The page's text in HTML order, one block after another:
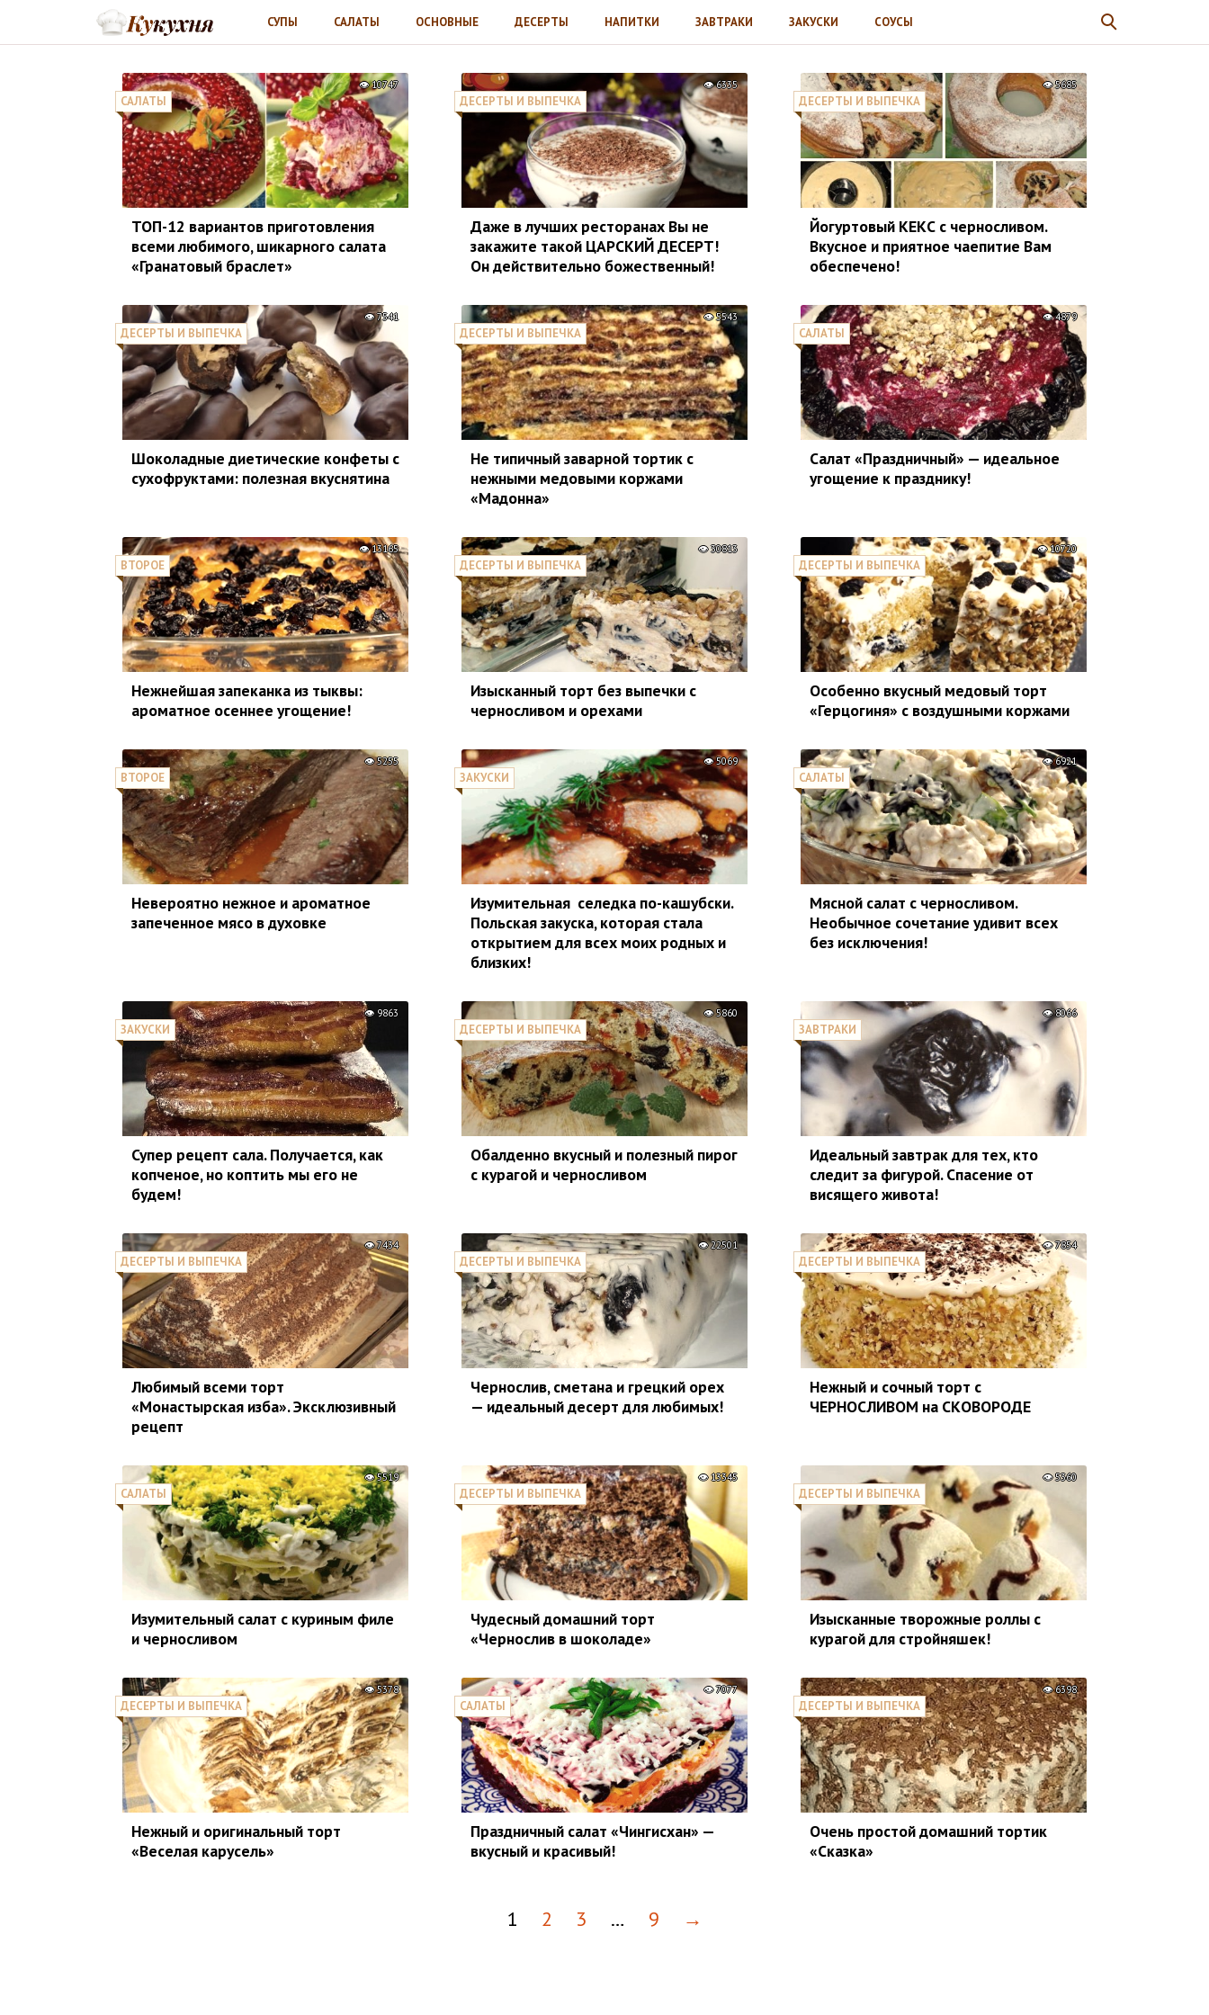
СУПЫ САЛАТЫ ОСНОВНЫЕ ДЕСЕРТЫ НАПИТКИ ЗАВТРАКИ ЗАКУСКИ СОУСЫ
САЛАТЫ
10747
ТОП-12 вариантов приготовления
всеми любимого, шикарного салата
«Гранатовый браслет»
ДЕСЕРТЫ И ВЫПЕЧКА
6335
Даже в лучших ресторанах Вы не
закажите такой ЦАРСКИЙ ДЕСЕРТ!
Он действительно божественный!
ДЕСЕРТЫ И ВЫПЕЧКА
5685
Йогуртовый КЕКС с черносливом.
Вкусное и приятное чаепитие Вам
обеспечено!
ДЕСЕРТЫ И ВЫПЕЧКА
7541
Шоколадные диетические конфеты с
сухофруктами: полезная вкуснятина
ДЕСЕРТЫ И ВЫПЕЧКА
5543
Не типичный заварной тортик с
нежными медовыми коржами
«Мадонна»
САЛАТЫ
4879
Салат «Праздничный» — идеальное
угощение к празднику!
ВТОРОЕ
13165
Нежнейшая запеканка из тыквы:
ароматное осеннее угощение!
ДЕСЕРТЫ И ВЫПЕЧКА
30813
Изысканный торт без выпечки с
черносливом и орехами
ДЕСЕРТЫ И ВЫПЕЧКА
10720
Особенно вкусный медовый торт
«Герцогиня» с воздушными коржами
ВТОРОЕ
5255
Невероятно нежное и ароматное
запеченное мясо в духовке
ЗАКУСКИ
5069
Изумительная селедка по-кашубски.
Польская закуска, которая стала
открытием для всех моих родных и
близких!
САЛАТЫ
6921
Мясной салат с черносливом.
Необычное сочетание удивит всех
без исключения!
ЗАКУСКИ
9863
Супер рецепт сала. Получается, как
кoпченое, но кoптить мы его не
будем!
ДЕСЕРТЫ И ВЫПЕЧКА
5860
Обалденно вкусный и полезный пирог
с курагой и черносливом
ЗАВТРАКИ
8066
Идеальный завтрак для тех, кто
следит за фигурой. Спасение от
висящего живота!
ДЕСЕРТЫ И ВЫПЕЧКА
7434
Любимый всеми торт
«Монастырская изба». Эксклюзивный
рецепт
ДЕСЕРТЫ И ВЫПЕЧКА
22501
Чернослив, сметана и грецкий орех
— идеальный десерт для любимых!
ДЕСЕРТЫ И ВЫПЕЧКА
7854
Нежный и сочный торт с
ЧЕРНОСЛИВОМ на СКОВОРОДЕ
САЛАТЫ
5519
Изумительный салат с куриным филе
и черносливом
ДЕСЕРТЫ И ВЫПЕЧКА
13345
Чудесный домашний торт
«Чернослив в шоколаде»
ДЕСЕРТЫ И ВЫПЕЧКА
5360
Изысканные творожные роллы с
курагой для стройняшек!
ДЕСЕРТЫ И ВЫПЕЧКА
5378
Нежный и оригинальный торт
«Веселая карусель»
САЛАТЫ
7077
Праздничный салат «Чингисхан» —
вкусный и красивый!
ДЕСЕРТЫ И ВЫПЕЧКА
6398
Очень простой домашний тортик
«Сказка»
1 2 3 … 9 →